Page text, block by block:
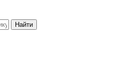
Найти